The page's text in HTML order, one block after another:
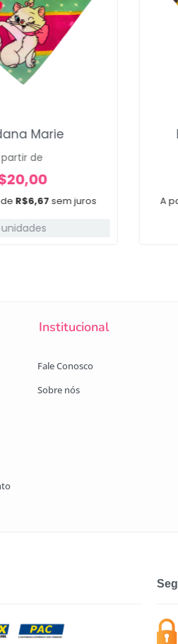
R$6,67 sem juros
Marie
partir de
20,00
unidades
A
Institucional
Fale Conosco
Sobre nós